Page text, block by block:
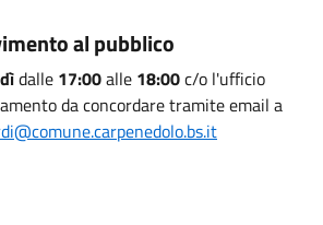
al pubblico
dalle 17:00alle 18:00c/o l'ufficio
da concordare tramite email a